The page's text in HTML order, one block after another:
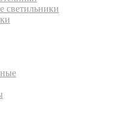
светильники